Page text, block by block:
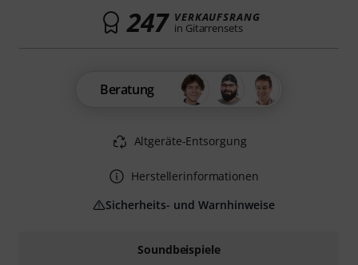
Soundbeispiele
247 VERKAUFSRANG
in Gitarrensets
Beratung
Altgeräte-Entsorgung
Herstellerinformationen
Sicherheits- und Warnhinweise